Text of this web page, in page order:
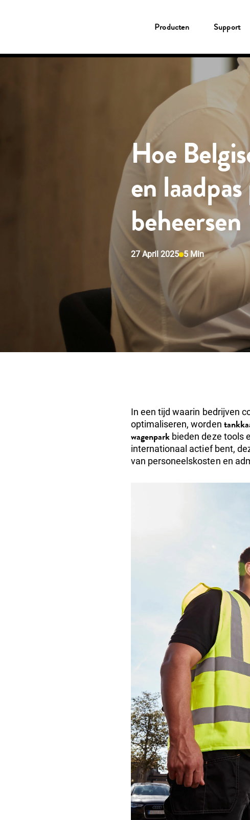
Service
Producten Support
Hoe
en
beheersen
27 April 2025 5 Min
In een tijd waarin bedrijven
optimaliseren, worden
wagenpark bieden deze tools
internationaal actief bent,
van personeelskosten en